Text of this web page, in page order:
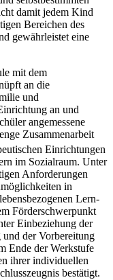
damit jedem Kind
Bereichen des
gewährleistet eine
mit dem
an die
und
an und
angemessene
Zusammenarbeit
Einrichtungen
im Sozialraum. Unter
Anforderungen
in
Lern-
Förderschwerpunkt
Einbeziehung der
der Vorbereitung
Ende der Werkstufe
ihrer individuellen
bestätigt.